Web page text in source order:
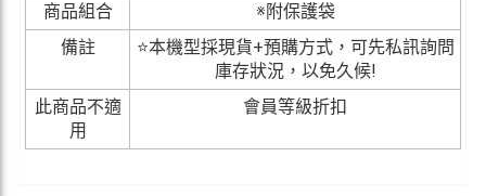
商品組合
※附保護袋
備註
⭐本機型採現貨+預購方式，可先私訊詢問
庫存狀況，以免久候!
此商品不適
用
會員等級折扣